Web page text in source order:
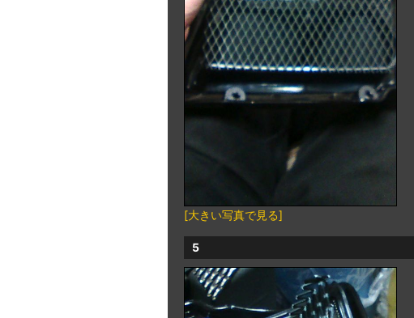
[大きい写真で見る]
5